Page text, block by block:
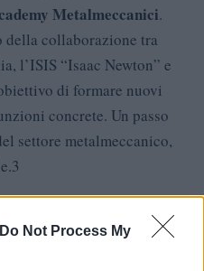
Do Not Process My
Metalmeccanici.
collaborazione tra
l’ISIS “Isaac Newton” e
di formare nuovi
concrete. Un passo
settore metalmeccanico,
e propria sfida, è emerso